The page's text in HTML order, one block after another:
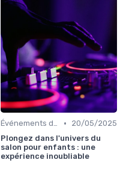
Événements de Divertissement Familial •
20/05/2025
Plongez dans l'univers du
salon pour enfants : une
expérience inoubliable